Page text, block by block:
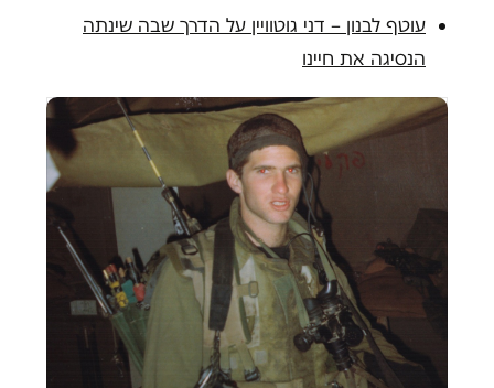
עוטף לבנון – דני גוטוויין על הדרך שבה שינתה
הנסיגה את חיינו